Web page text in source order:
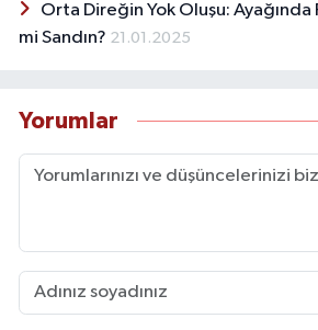
Orta Direğin Yok Oluşu: Ayağında
mi Sandın? 21.01.2025
Yorumlar